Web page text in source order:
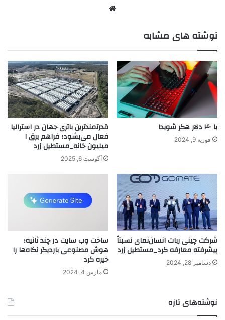
نوشته های مشابه
با ۴۰ دلار هکر شوید!
فوریه 9, 2024
قدرتمندترین باتری جهان در استرالیا
فعال می‌بشود؛ فراهم برق ۱
میلیون خانه_مستطیل زرد
آگوست 6, 2025
شرکت چینی ربات انسان‌نمای نسبتاً
پیشرفته معارفه کرد_مستطیل زرد
دسامبر 28, 2024
ساخت وب سایت در چند ثانیه؛
هوش مصنوعی باردیگر نگاه‌ها را
خیره کرد
مارس 4, 2024
نوشته‌های تازه